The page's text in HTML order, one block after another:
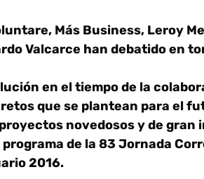
Más Business, Leroy
Valcarce han debatido en
en el tiempo de la
que se plantean para el
novedosos y de gran
de la 83 Jornada
2016.